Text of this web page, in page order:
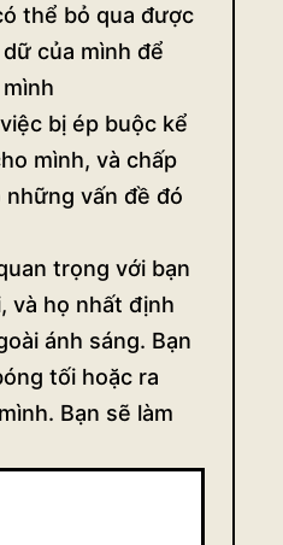
thể bỏ qua được
của mình để
bị ép buộc kể
mình, và chấp
vấn đề đó
trọng với bạn
và họ nhất định
ánh sáng. Bạn
tối hoặc ra
Bạn sẽ làm